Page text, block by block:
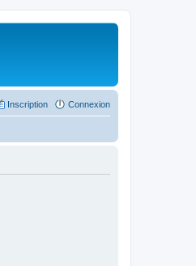
Connexion
Inscription